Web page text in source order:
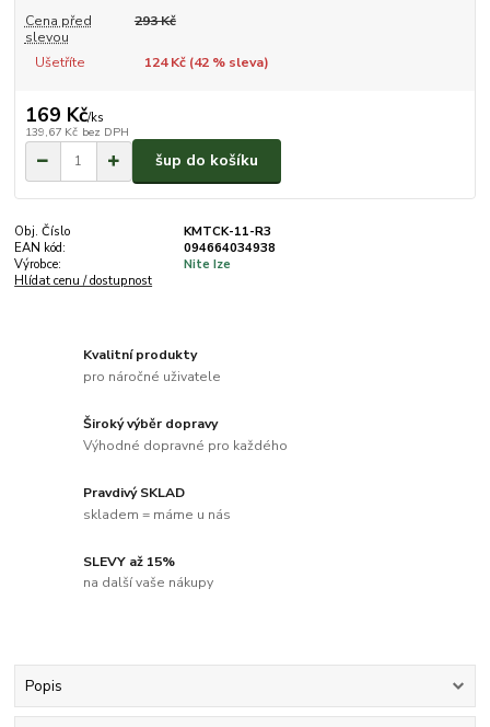
Cena před
slevou
293 Kč
Ušetříte 124 Kč (42% sleva)
169 Kč/ks
139,67 Kč bez DPH
šup do košíku
Obj. Číslo
KMTCK-11-R3
EAN kód:
094664034938
Výrobce:
Nite Ize
Hlídat cenu / dostupnost
Kvalitní produkty
pro náročné uživatele
Široký výběr dopravy
Výhodné dopravné pro každého
Pravdivý SKLAD
skladem = máme u nás
SLEVY až 15%
na další vaše nákupy
Popis